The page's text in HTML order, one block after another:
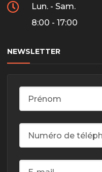
Lun. - Sam.
8:00 - 17:00
NEWSLETTER